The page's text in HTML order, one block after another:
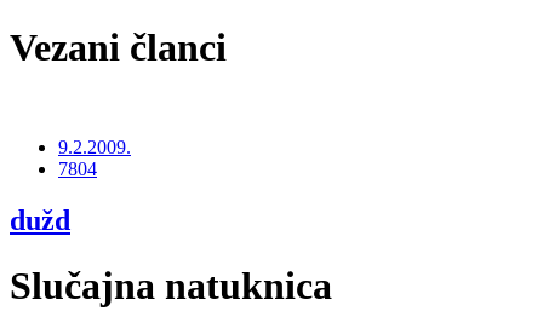
Vezani članci
9.2.2009.
7804
dužd
Slučajna natuknica